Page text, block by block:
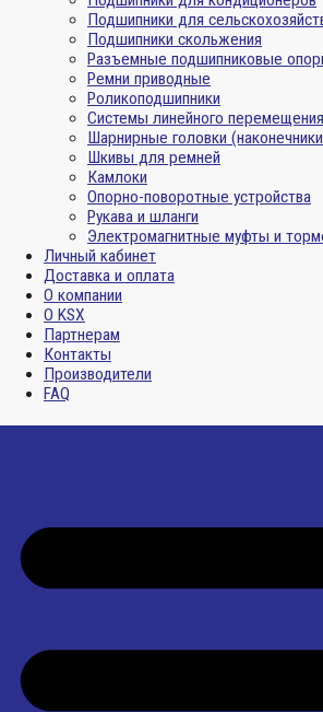
Подшипники для
Подшипники скольжения
Разъемные подшипниковые
Ремни приводные
Роликоподшипники
Системы линейного перемещения
Шарнирные головки
Шкивы для ремней
Камлоки
Опорно-поворотные устройства
Рукава и шланги
Электромагнитные муфты и
Личный кабинет
Доставка и оплата
О компании
О KSX
Партнерам
Контакты
Производители
FAQ